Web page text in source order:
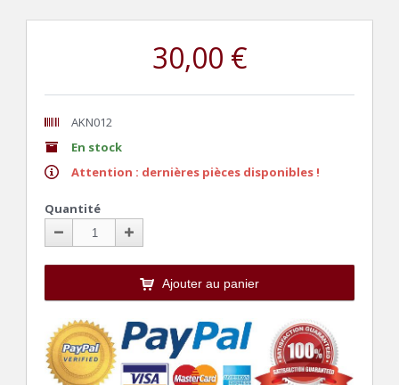
30,00 €
AKN012
En stock
Attention : dernières pièces disponibles !
Quantité
Ajouter au panier